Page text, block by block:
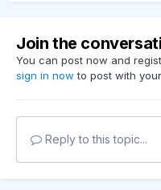
Join the
You can post now and
sign in now to post with
Reply to this topic...